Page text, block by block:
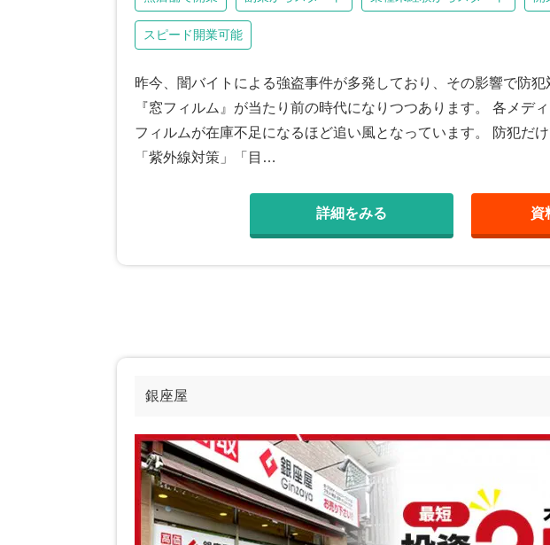
スピード開業可能
昨今、闇バイトによる強盗事件が多発しており、その影響で防犯
『窓フィルム』が当たり前の時代になりつつあります。 各メデ
フィルムが在庫不足になるほど追い風となっています。 防犯だ
「紫外線対策」「目…
詳細をみる 資
銀座屋